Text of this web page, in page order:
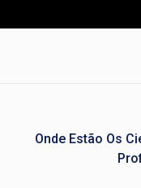
Onde Estão Os